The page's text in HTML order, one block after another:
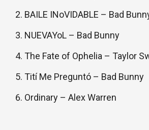
BAILE INoVIDABLE – Bad
NUEVAYoL – Bad Bunny
The Fate of Ophelia – Taylor
Tití Me Preguntó – Bad Bunny
Ordinary – Alex Warren